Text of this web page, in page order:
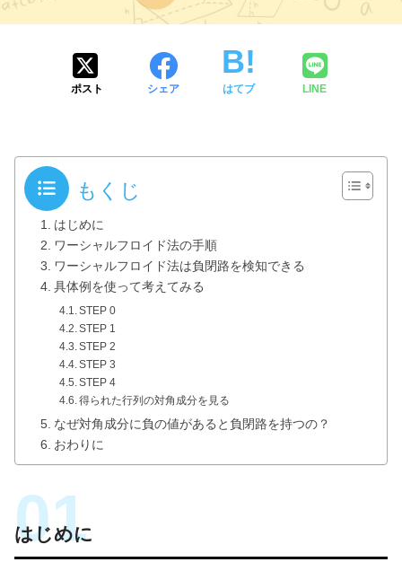
ポスト シェア はてブ LINE
もくじ
はじめに
ワーシャルフロイド法の手順
ワーシャルフロイド法は負閉路を検知できる
具体例を使って考えてみる
STEP 0
STEP 1
STEP 2
STEP 3
STEP 4
得られた行列の対角成分を見る
なぜ対角成分に負の値があると負閉路を持つの？
おわりに
はじめに